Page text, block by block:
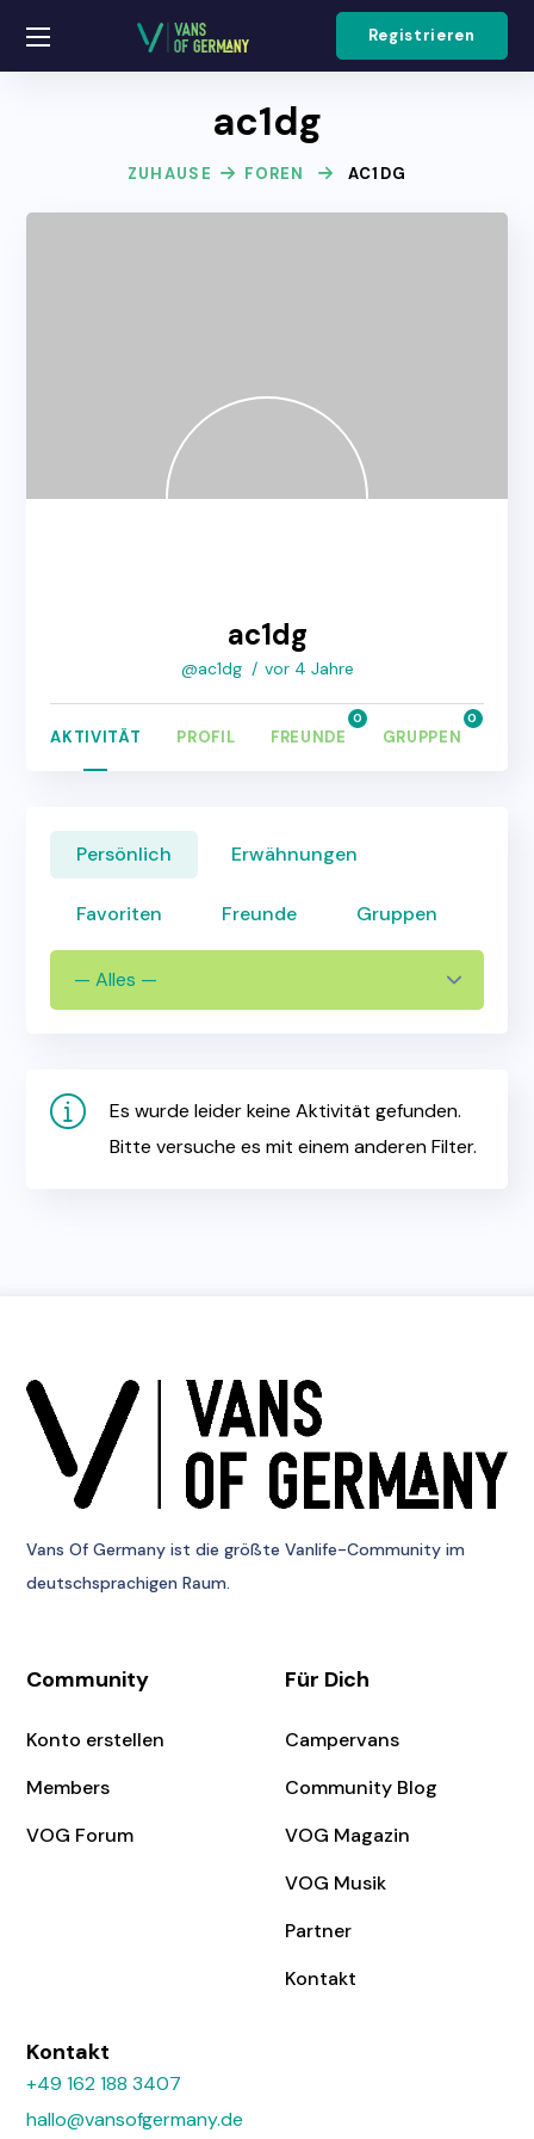
Registrieren
ac1dg
ZUHAUSE FOREN AC1DG
ac1dg
@ac1dg vor 4 Jahre
AKTIVITÄT PROFIL FREUNDE
0
GRUPPEN
0
Persönlich Erwähnungen
Favoriten Freunde Gruppen
Es wurde leider keine Aktivität gefunden.
Bitte versuche es mit einem anderen Filter.
Vans Of Germany ist die größte Vanlife-Community im
deutschsprachigen Raum.
Community
Konto erstellen
Members
VOG Forum
Für Dich
Campervans
Community Blog
VOG Magazin
VOG Musik
Partner
Kontakt
Kontakt
+49 162 188 3407
hallo@vansofgermany.de